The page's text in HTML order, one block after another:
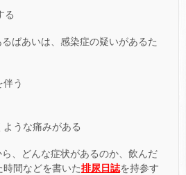
る
ばあいは、感染症の疑いがあるた
伴う
ような痛みがある
、どんな症状があるのか、飲んだ
間などを書いた排尿日誌を持参す